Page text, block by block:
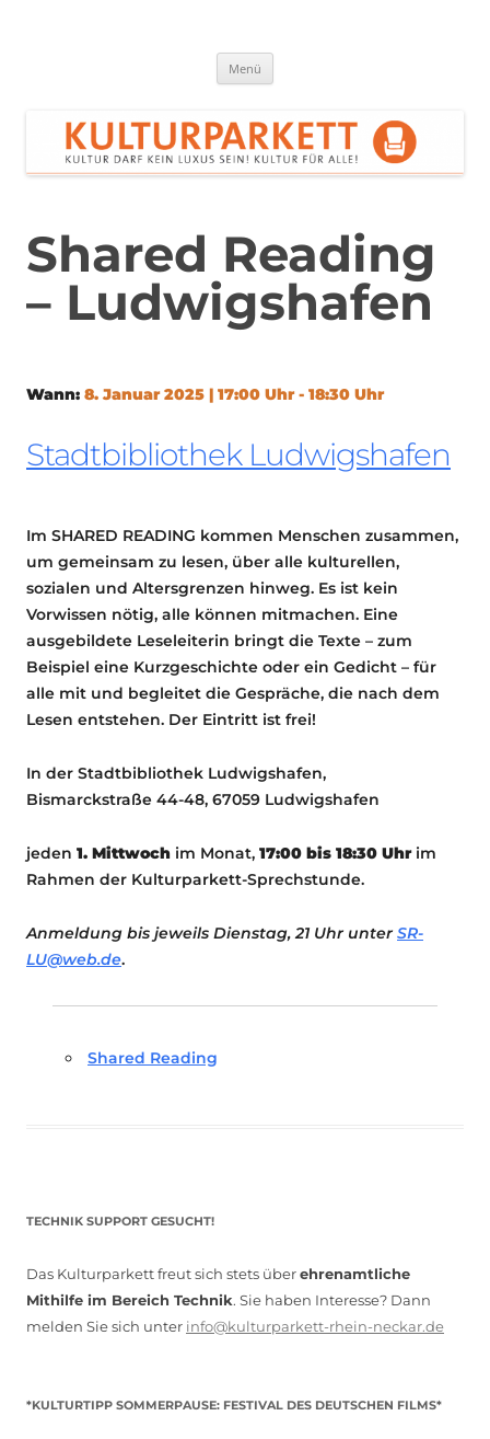
Menü
Shared Reading
– Ludwigshafen
Wann: 8. Januar 2025 | 17:00 Uhr - 18:30 Uhr
Stadtbibliothek Ludwigshafen
Im SHARED READING kommen Menschen zusammen,
um gemeinsam zu lesen, über alle kulturellen,
sozialen und Altersgrenzen hinweg. Es ist kein
Vorwissen nötig, alle können mitmachen. Eine
ausgebildete Leseleiterin bringt die Texte – zum
Beispiel eine Kurzgeschichte oder ein Gedicht – für
alle mit und begleitet die Gespräche, die nach dem
Lesen entstehen. Der Eintritt ist frei!
In der Stadtbibliothek Ludwigshafen,
Bismarckstraße 44-48, 67059 Ludwigshafen
jeden 1. Mittwoch im Monat, 17:00 bis 18:30 Uhrim
Rahmen der Kulturparkett-Sprechstunde.
Anmeldung bis jeweils Dienstag, 21 Uhr unter SR-
LU@web.de.
Shared Reading
TECHNIK SUPPORT GESUCHT!
Das Kulturparkett freut sich stets überehrenamtliche
Mithilfe im Bereich Technik. Sie haben Interesse? Dann
melden Sie sich unter info@kulturparkett-rhein-neckar.de
*KULTURTIPP SOMMERPAUSE: FESTIVAL DES DEUTSCHEN FILMS*